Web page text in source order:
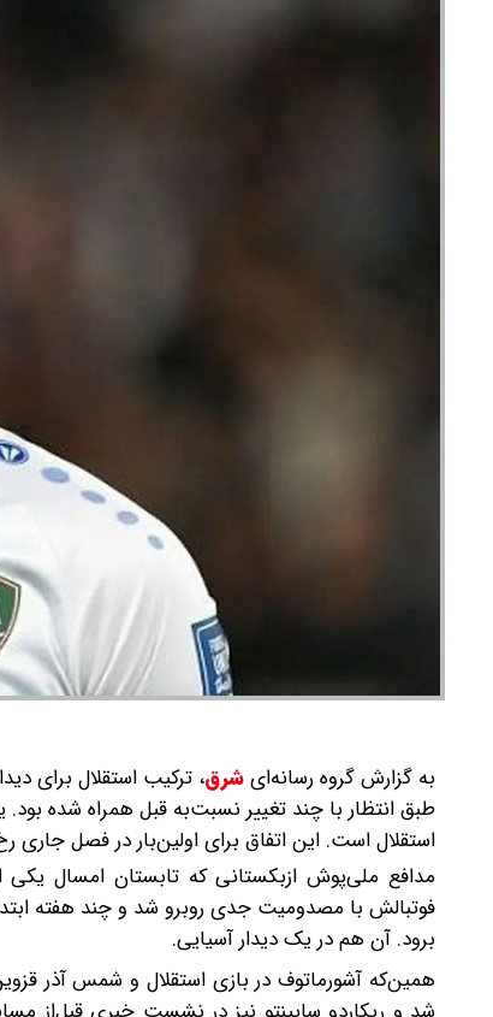
به گزارش گروه رسانه‌ایشرق، ترکیب استقلال برای
طبق انتظار با چند تغییر نسبت‌به قبل همراه شده
استقلال است. این اتفاق برای اولین‌بار در فصل
مدافع ملی‌پوش ازبکستانی که تابستان امسال یکی
فوتبالش با مصدومیت جدی روبرو شد و چند هفته
برود. آن هم در یک دیدار آسیایی.
همین‌که آشورماتوف در بازی استقلال و شمس آذر